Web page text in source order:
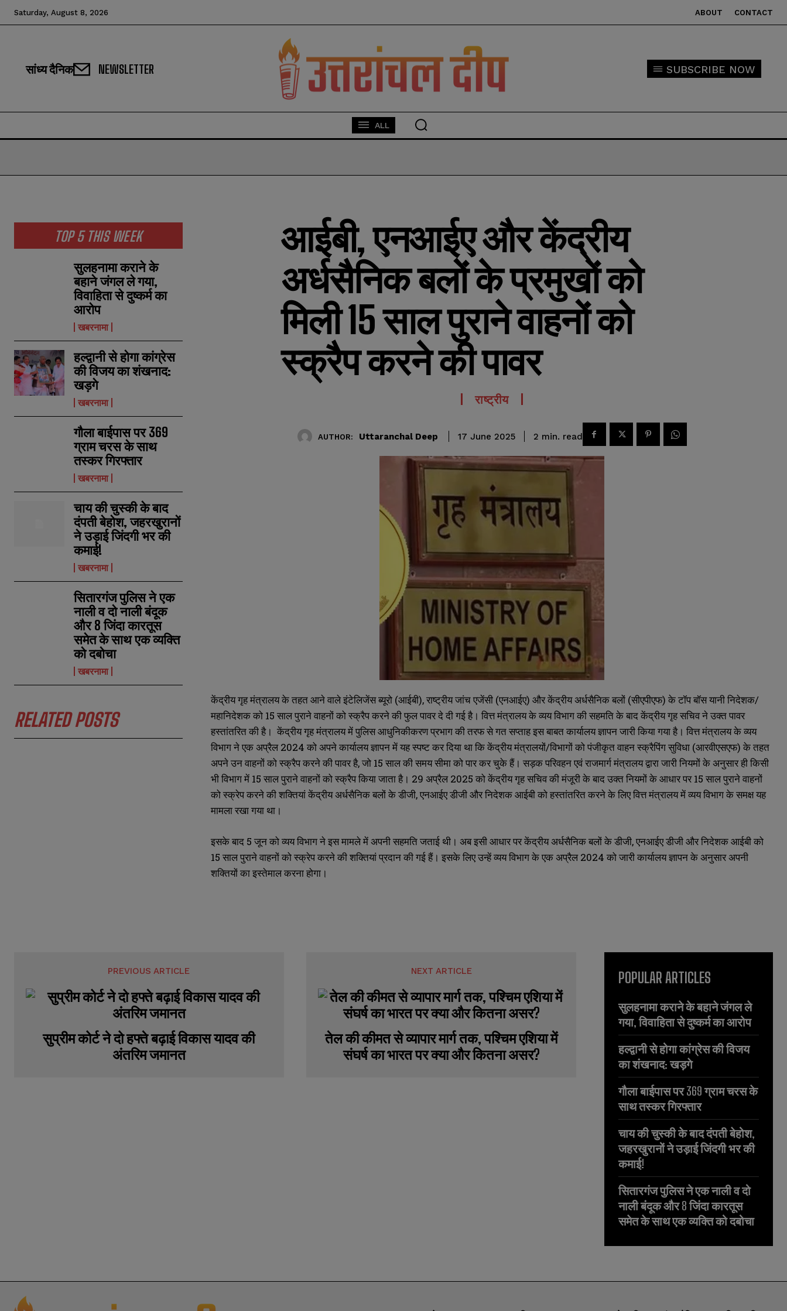
N
a
e
*
E
m
a
l
*
N
u
m
r
s
N
a
e
*
E
m
a
l
*
N
u
m
r
s
Saturday, August 8, 2026 ABOUT CONTACT
सांध्य दैनिक NEWSLETTER SUBSCRIBE NOW
ALL
TOP 5 THIS WEEK
सुलहनामा कराने के
बहाने जंगल ले गया,
विवाहिता से दुष्कर्म का
आरोप
खबरनामा
हल्द्वानी से होगा कांग्रेस
की विजय का शंखनाद:
खड़गे
खबरनामा
गौला बाईपास पर 369
ग्राम चरस के साथ
तस्कर गिरफ्तार
खबरनामा
चाय की चुस्की के बाद
दंपती बेहोश, जहरखुरानों
ने उड़ाई जिंदगी भर की
कमाई!
खबरनामा
सितारगंज पुलिस ने एक
नाली व दो नाली बंदूक
और 8 जिंदा कारतूस
समेत के साथ एक व्यक्ति
को दबोचा
खबरनामा
RELATED POSTS
आईबी, एनआईए और केंद्रीय
अर्धसैनिक बलों के प्रमुखों को
मिली 15 साल पुराने वाहनों को
स्क्रैप करने की पावर
राष्ट्रीय
AUTHOR: Uttaranchal Deep 17 June 2025 2 min. read
केंद्रीय गृह मंत्रालय के तहत आने वाले इंटेलिजेंस ब्यूरो (आईबी), राष्ट्रीय जांच एजेंसी (एनआईए) और केंद्रीय अर्धसैनिक बलों (सीएपीएफ) के टॉप बॉस यानी निदेशक/
महानिदेशक को 15 साल पुराने वाहनों को स्क्रैप करने की फुल पावर दे दी गई है। वित्त मंत्रालय के व्यय विभाग की सहमति के बाद केंद्रीय गृह सचिव ने उक्त पावर
हस्तांतरित की है। केंद्रीय गृह मंत्रालय में पुलिस आधुनिकीकरण प्रभाग की तरफ से गत सप्ताह इस बाबत कार्यालय ज्ञापन जारी किया गया है। वित्त मंत्रालय के व्यय
विभाग ने एक अप्रैल 2024 को अपने कार्यालय ज्ञापन में यह स्पष्ट कर दिया था कि केंद्रीय मंत्रालयों/विभागों को पंजीकृत वाहन स्क्रैपिंग सुविधा (आरवीएसएफ) के तहत
अपने उन वाहनों को स्क्रैप करने की पावर है, जो 15 साल की समय सीमा को पार कर चुके हैं। सड़क परिवहन एवं राजमार्ग मंत्रालय द्वारा जारी नियमों के अनुसार ही किसी
भी विभाग में 15 साल पुराने वाहनों को स्क्रैप किया जाता है। 29 अप्रैल 2025 को केंद्रीय गृह सचिव की मंजूरी के बाद उक्त नियमों के आधार पर 15 साल पुराने वाहनों
को स्क्रेप करने की शक्तियां केंद्रीय अर्धसैनिक बलों के डीजी, एनआईए डीजी और निदेशक आईबी को हस्तांतरित करने के लिए वित्त मंत्रालय में व्यय विभाग के समक्ष यह
मामला रखा गया था।
इसके बाद 5 जून को व्यय विभाग ने इस मामले में अपनी सहमति जताई थी। अब इसी आधार पर केंद्रीय अर्धसैनिक बलों के डीजी, एनआईए डीजी और निदेशक आईबी को
15 साल पुराने वाहनों को स्क्रेप करने की शक्तियां प्रदान की गई हैं। इसके लिए उन्हें व्यय विभाग के एक अप्रैल 2024 को जारी कार्यालय ज्ञापन के अनुसार अपनी
शक्तियों का इस्तेमाल करना होगा।
PREVIOUS ARTICLE
सुप्रीम कोर्ट ने दो हफ्ते बढ़ाई विकास यादव की
अंतरिम जमानत
NEXT ARTICLE
तेल की कीमत से व्यापार मार्ग तक, पश्चिम एशिया में
संघर्ष का भारत पर क्या और कितना असर?
POPULAR ARTICLES
सुलहनामा कराने के बहाने जंगल ले
गया, विवाहिता से दुष्कर्म का आरोप
हल्द्वानी से होगा कांग्रेस की विजय
का शंखनाद: खड़गे
गौला बाईपास पर 369 ग्राम चरस के
साथ तस्कर गिरफ्तार
चाय की चुस्की के बाद दंपती बेहोश,
जहरखुरानों ने उड़ाई जिंदगी भर की
कमाई!
सितारगंज पुलिस ने एक नाली व दो
नाली बंदूक और 8 जिंदा कारतूस
समेत के साथ एक व्यक्ति को दबोचा